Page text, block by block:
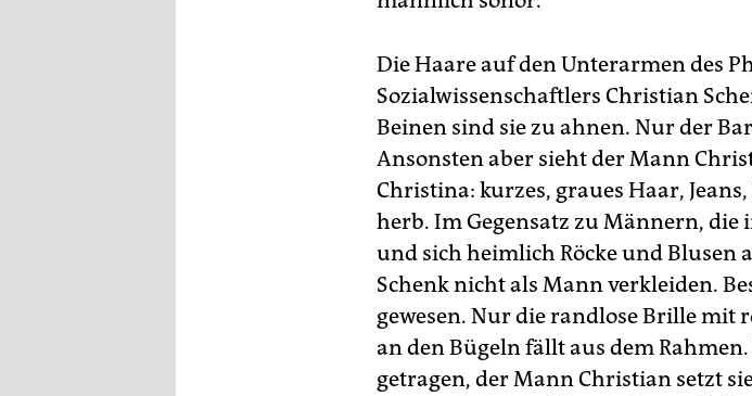
Die Haare auf den Unterarmen des
Sozialwissenschaftlers Christian
Beinen sind sie zu ahnen. Nur der
Ansonsten aber sieht der Mann
Christina: kurzes, graues Haar,
herb. Im Gegensatz zu Männern,
und sich heimlich Röcke und Blusen
Schenk nicht als Mann verkleiden.
gewesen. Nur die randlose Brille mit
an den Bügeln fällt aus dem
getragen, der Mann Christian setzt